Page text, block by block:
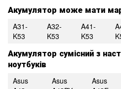
Акумулятор може мати
A31-
K53
A32-
K53
A41-
K53
Акумулятор сумісний з
ноутбуків
Asus
Asus
Asus